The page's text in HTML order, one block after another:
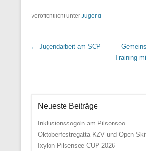
Veröffentlicht unter Jugend
Beitrags Übersicht
← Jugendarbeit am SCP
Training
Neueste Beiträge
Inklusionssegeln am Pilsensee
Oktoberfestregatta KZV und Open
Ixylon Pilsensee CUP 2026